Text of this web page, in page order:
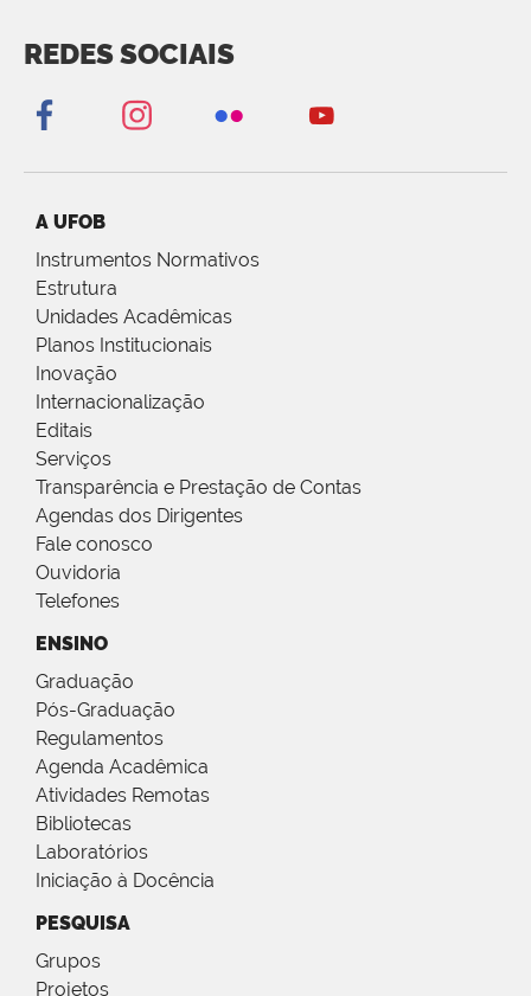
REDES SOCIAIS
A UFOB
Instrumentos Normativos
Estrutura
Unidades Acadêmicas
Planos Institucionais
Inovação
Internacionalização
Editais
Serviços
Transparência e Prestação de Contas
Agendas dos Dirigentes
Fale conosco
Ouvidoria
Telefones
ENSINO
Graduação
Pós-Graduação
Regulamentos
Agenda Acadêmica
Atividades Remotas
Bibliotecas
Laboratórios
Iniciação à Docência
PESQUISA
Grupos
Projetos